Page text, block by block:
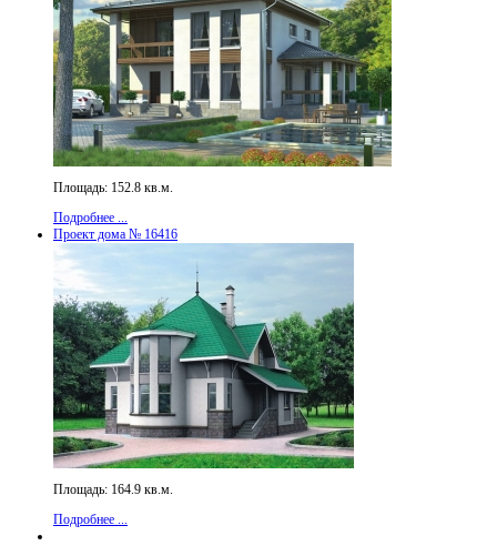
Площадь: 152.8 кв.м.
Подробнее ...
Проект дома № 16416
Площадь: 164.9 кв.м.
Подробнее ...